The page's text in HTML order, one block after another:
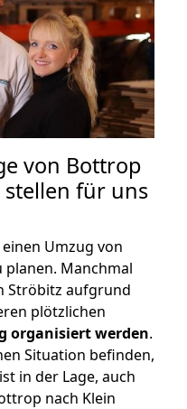
von Bottrop
stellen für uns
Umzug von
Manchmal
Ströbitz aufgrund
plötzlichen
organisiert werden.
Situation befinden,
in der Lage, auch
nach Klein